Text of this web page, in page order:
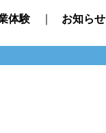
体験 お知らせ